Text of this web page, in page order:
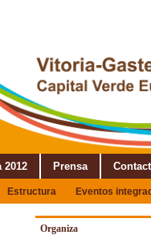
2012 Prensa
Estructura Eventos
Organiza